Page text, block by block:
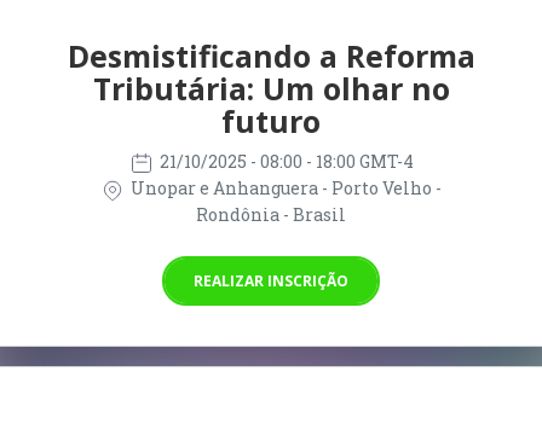
Desmistificando a Reforma
Tributária: Um olhar no
futuro
21/10/2025 - 08:00 - 18:00 GMT-4
Unopar e Anhanguera - Porto Velho -
Rondônia - Brasil
REALIZAR INSCRIÇÃO